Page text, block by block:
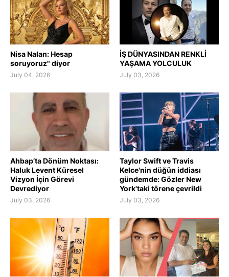
Nisa Nalan: Hesap
soruyoruz" diyor
July 04, 2026
İŞ DÜNYASINDAN RENKLİ
YAŞAMA YOLCULUK
July 03, 2026
Ahbap’ta Dönüm Noktası:
Haluk Levent Küresel
Vizyon İçin Görevi
Devrediyor
July 03, 2026
Taylor Swift ve Travis
Kelce'nin düğün iddiası
gündemde: Gözler New
York'taki törene çevrildi
July 03, 2026